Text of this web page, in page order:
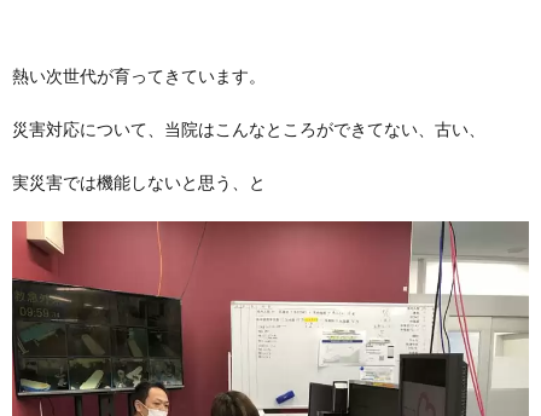
熱い次世代が育ってきています。
災害対応について、当院はこんなところができてない、古い、
実災害では機能しないと思う、と